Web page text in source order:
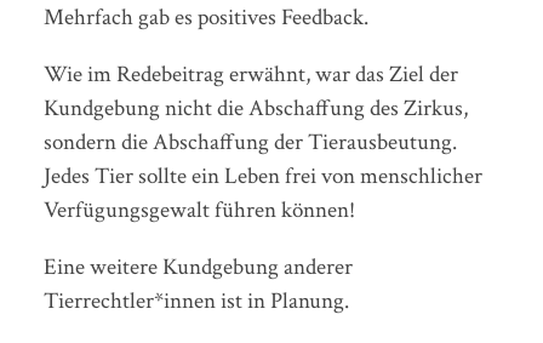
Mehrfach gab es positives Feedback.
Wie im Redebeitrag erwähnt, war das Ziel der
Kundgebung nicht die Abschaffung des Zirkus,
sondern die Abschaffung der Tierausbeutung.
Jedes Tier sollte ein Leben frei von menschlicher
Verfügungsgewalt führen können!
Eine weitere Kundgebung anderer
Tierrechtler*innen ist in Planung.